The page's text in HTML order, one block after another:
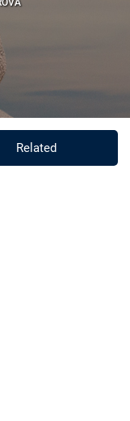
Related